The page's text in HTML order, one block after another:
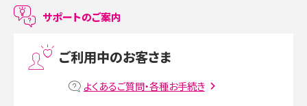
LINEで友だちを削除する方法は？方法ごとの影響や復活・復元する方法も解説
プリペイドSIMとは？種類やメリット・デメリット、利用までの流れを解説
サポートのご案内
ご利用中のお客さま
よくあるご質問・各種お手続き